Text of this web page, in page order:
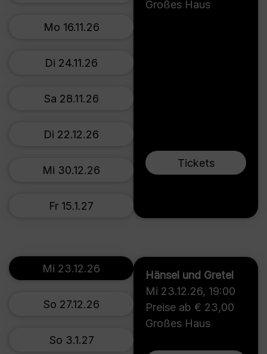
Großes Haus
Tickets
Mo 16.11.26
Di 24.11.26
Sa 28.11.26
Di 22.12.26
Mi 30.12.26
Fr 15.1.27
Hänsel und Gretel
Mi 23.12.26, 19:00
Preise ab € 23,00
Großes Haus
Mi 23.12.26
So 27.12.26
So 3.1.27